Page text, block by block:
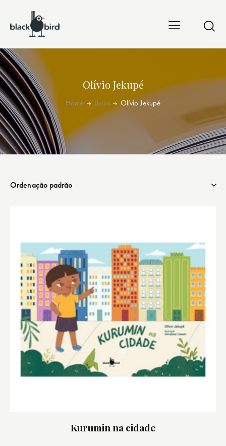
Olívio Jekupé
Home Livros Olívio Jekupé
Kurumin na cidade